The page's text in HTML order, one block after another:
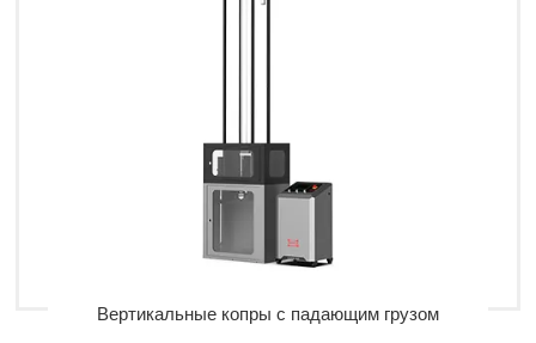
Вертикальные копры с падающим грузом